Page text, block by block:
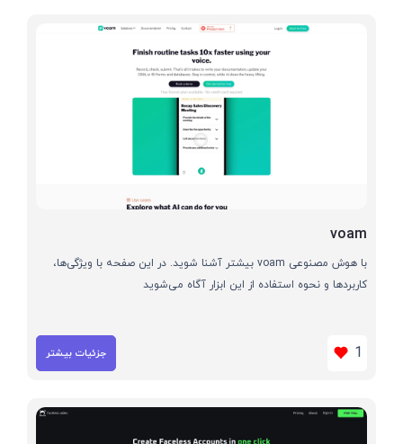
voam
با هوش مصنوعی voam بیشتر آشنا شوید. در این صفحه با ویژگی‌ها،
کاربردها و نحوه استفاده از این ابزار آگاه می‌شوید
1 جزئیات بیشتر